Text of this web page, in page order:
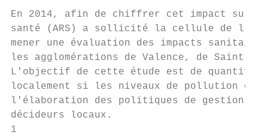
En 2014, afin de chiffrer cet impact sur
santé (ARS) a sollicité la cellule de
mener une évaluation des impacts
les agglomérations de Valence, de Saint
L'objectif de cette étude est de
localement si les niveaux de pollution
l'élaboration des politiques de gestion
décideurs locaux.
1